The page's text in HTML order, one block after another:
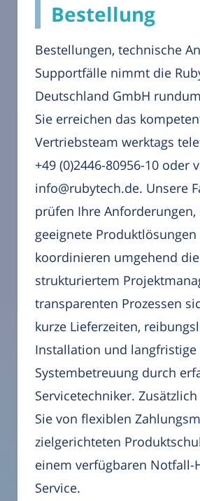
Bestellung
Bestellungen, technische
Supportfälle nimmt die
Deutschland GmbH
Sie erreichen das
Vertriebsteam werktags
+49 (0)2446-80956-10 oder
info@rubytech.de. Unsere
prüfen Ihre
geeignete Produktlösungen
koordinieren umgehend
strukturiertem
transparenten Prozessen
kurze Lieferzeiten,
Installation und langfristige
Systembetreuung durch
Servicetechniker.
Sie von flexiblen
zielgerichteten
einem verfügbaren Notfall-
Service.